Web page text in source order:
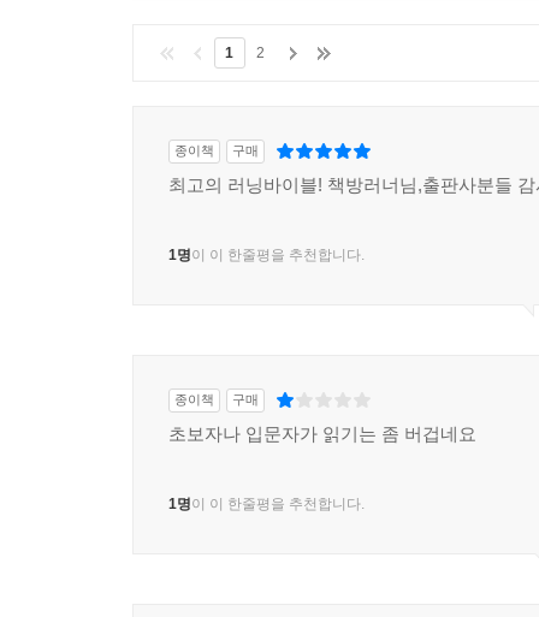
1 2
종이책 구매
최고의 러닝바이블! 책방러너님,출판사분들
1명이 이 한줄평을 추천합니다.
종이책 구매
초보자나 입문자가 읽기는 좀 버겁네요
1명이 이 한줄평을 추천합니다.